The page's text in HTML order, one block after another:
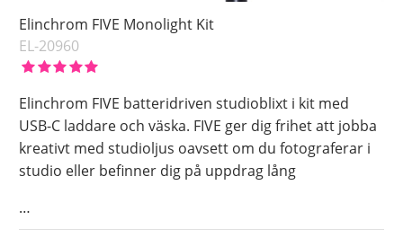
Elinchrom FIVE Monolight Kit
EL-20960
Elinchrom FIVE batteridriven studioblixt i kit med
USB-C laddare och väska. FIVE ger dig frihet att jobba
kreativt med studioljus oavsett om du fotograferar i
studio eller befinner dig på uppdrag lång
…